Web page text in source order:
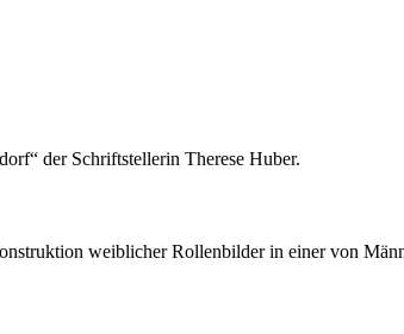
der Schriftstellerin Therese Huber.
weiblicher Rollenbilder in einer von